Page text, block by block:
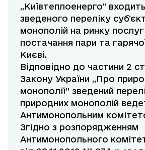
„Київтеплоенерго”
зведеного переліку
монополій на ринку послуг
постачання пари та
Києві.
Відповідно до частини 2
Закону України „Про
монополії” зведений
природних монополій
Антимонопольним
Згідно з розпорядженням
Антимонопольного